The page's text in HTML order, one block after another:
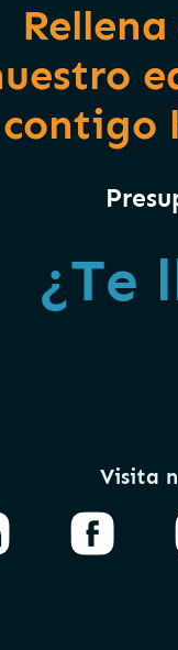
contigo
¿Te
Visita